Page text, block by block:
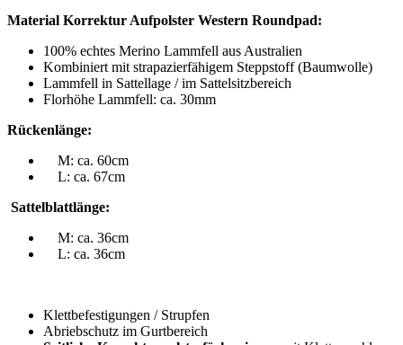
Material Korrektur Aufpolster Western Roundpad:
100% echtes Merino Lammfell aus Australien
Kombiniert mit strapazierfähigem Steppstoff (Baumwolle)
Lammfell in Sattellage / im Sattelsitzbereich
Florhöhe Lammfell: ca. 30mm
Rückenlänge:
M: ca. 60cm
L: ca. 67cm
Sattelblattlänge:
M: ca. 36cm
L: ca. 36cm
Klettbefestigungen / Strupfen
Abriebschutz im Gurtbereich